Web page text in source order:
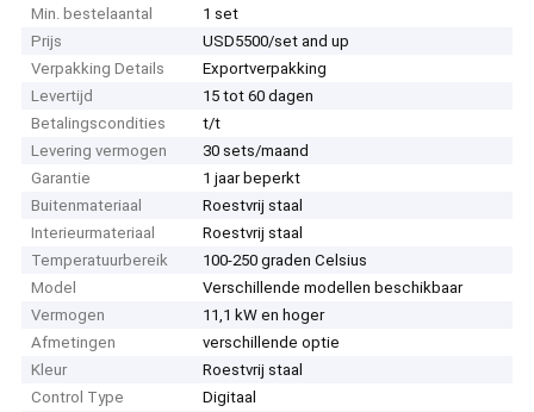
Min. bestelaantal
1 set
Prijs
USD5500/set and up
Verpakking Details
Exportverpakking
Levertijd
15 tot 60 dagen
Betalingscondities
t/t
Levering vermogen
30 sets/maand
Garantie
1 jaar beperkt
Buitenmateriaal
Roestvrij staal
Interieurmateriaal
Roestvrij staal
Temperatuurbereik
100-250 graden Celsius
Model
Verschillende modellen beschikbaar
Vermogen
11,1 kW en hoger
Afmetingen
verschillende optie
Kleur
Roestvrij staal
Control Type
Digitaal